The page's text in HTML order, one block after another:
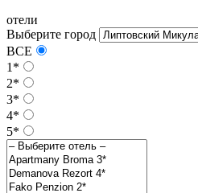
отели
Выберите город
ВСЕ
1*
2*
3*
4*
5*